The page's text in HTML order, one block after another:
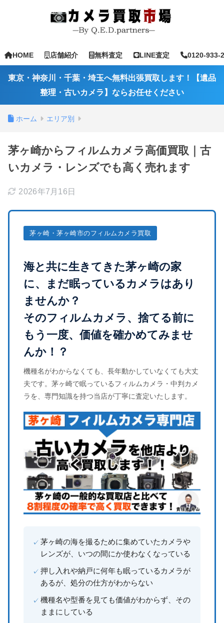
HOME 店舗紹介 無料査定 LINE査定 0120-933-
東京・神奈川・千葉・埼玉へ無料出張買取します！【遺品
整理・古いカメラ】ならお任せください
ホーム エリア別
茅ヶ崎からフィルムカメラ高価買取｜古
いカメラ・レンズでも高く売れます
2026年7月16日
茅ヶ崎・茅ヶ崎市のフィルムカメラ買取
海と共に生きてきた茅ヶ崎の家
に、まだ眠っているカメラはあり
ませんか？
そのフィルムカメラ、捨てる前に
もう一度、価値を確かめてみませ
んか！？
機種名がわからなくても、長年動かしていなくても大丈
夫です。茅ヶ崎で眠っているフィルムカメラ・中判カメ
ラを、専門知識を持つ当店が丁寧に査定いたします。
茅ヶ崎の海を撮るために集めていたカメラや
レンズが、いつの間にか使わなくなっている
押し入れや納戸に何年も眠っているカメラが
あるが、処分の仕方がわからない
機種名や型番を見ても価値がわからず、その
ままにしている